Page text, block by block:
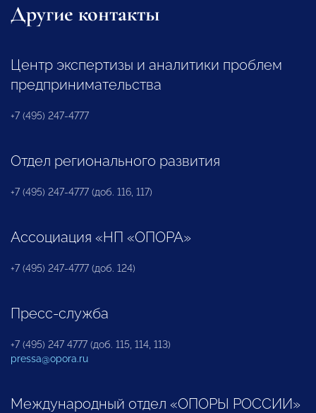
Другие контакты
Центр экспертизы и аналитики проблем
предпринимательства
+7 (495) 247-4777
Отдел регионального развития
+7 (495) 247-4777 (доб. 116, 117)
Ассоциация «НП «ОПОРА»
+7 (495) 247-4777 (доб. 124)
Пресс-служба
+7 (495) 247 4777 (доб. 115, 114, 113)
pressa@opora.ru
Международный отдел «ОПОРЫ РОССИИ»